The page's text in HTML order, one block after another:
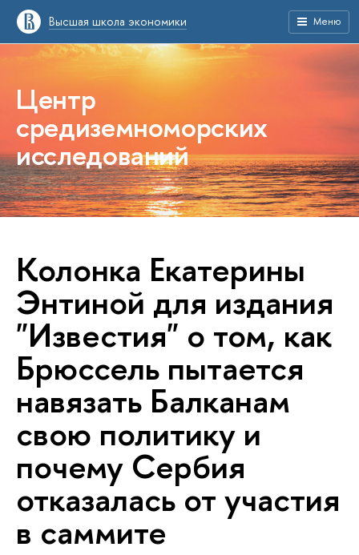
Высшая школа экономики Меню
Центр
средиземноморских
исследований
Колонка Екатерины
Энтиной для издания
"Известия" о том, как
Брюссель пытается
навязать Балканам
свою политику и
почему Сербия
отказалась от участия
в саммите